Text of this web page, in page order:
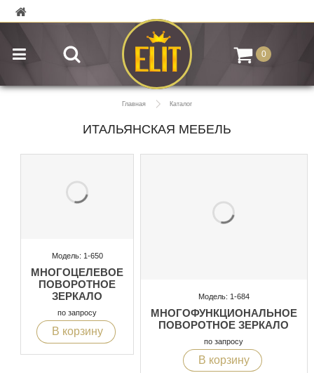
0
Главная Каталог
ИТАЛЬЯНСКАЯ МЕБЕЛЬ
Модель: 1-650
МНОГОЦЕЛЕВОЕ
ПОВОРОТНОЕ
ЗЕРКАЛО
по запросу
В корзину
Модель: 1-684
МНОГОФУНКЦИОНАЛЬНОЕ
ПОВОРОТНОЕ ЗЕРКАЛО
по запросу
В корзину